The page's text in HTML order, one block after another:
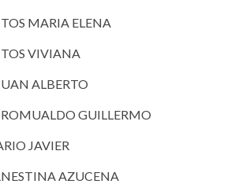
MARIA ELENA
VIVIANA
ALBERTO
GUILLERMO
JAVIER
AZUCENA